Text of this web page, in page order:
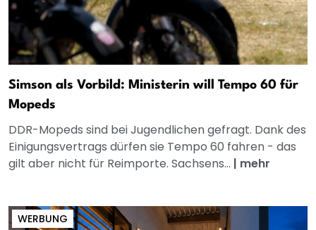
Simson als Vorbild: Ministerin will Tempo 60 für
Mopeds
DDR-Mopeds sind bei Jugendlichen gefragt. Dank des
Einigungsvertrags dürfen sie Tempo 60 fahren - das
gilt aber nicht für Reimporte. Sachsens... | mehr
WERBUNG